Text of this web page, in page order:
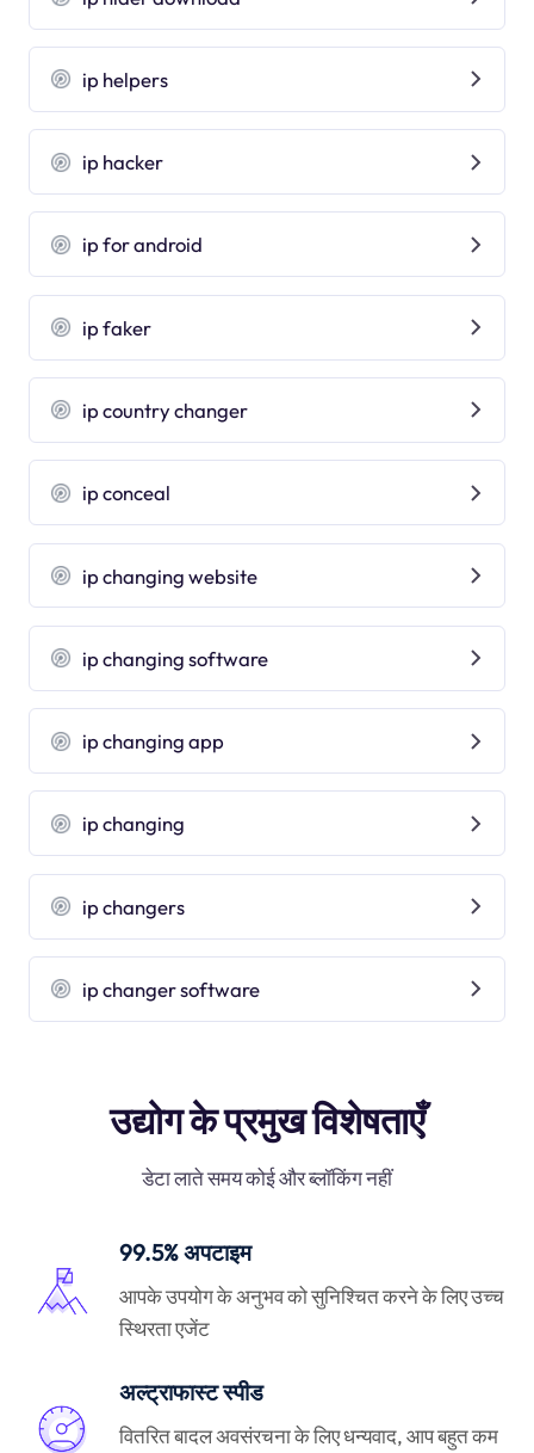
ip helpers
ip hacker
ip for android
ip faker
ip country changer
ip conceal
ip changing website
ip changing software
ip changing app
ip changing
ip changers
ip changer software
उद्योग के प्रमुख विशेषताएँ
डेटा लाते समय कोई और ब्लॉकिंग नहीं
99.5% अपटाइम
आपके उपयोग के अनुभव को सुनिश्चित करने के लिए उच्च
स्थिरता एजेंट
अल्ट्राफास्ट स्पीड
वितरित बादल अवसंरचना के लिए धन्यवाद, आप बहुत कम